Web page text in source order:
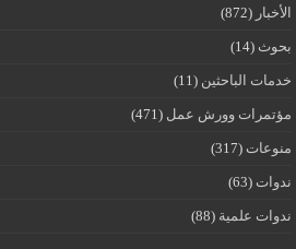
الأخبار (872)
بحوث (14)
خدمات الباحثين (11)
مؤتمرات وورش عمل (471)
منوعات (317)
ندوات (63)
ندوات علمية (88)